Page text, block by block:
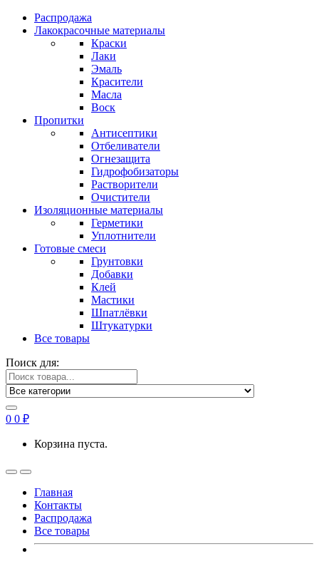
Распродажа
Лакокрасочные материалы
Краски
Лаки
Эмаль
Красители
Масла
Воск
Пропитки
Антисептики
Отбеливатели
Огнезащита
Гидрофобизаторы
Растворители
Очистители
Изоляционные материалы
Герметики
Уплотнители
Готовые смеси
Грунтовки
Добавки
Клей
Мастики
Шпатлёвки
Штукатурки
Все товары
Поиск для:
0 0 ₽
Корзина пуста.
Главная
Контакты
Распродажа
Все товары